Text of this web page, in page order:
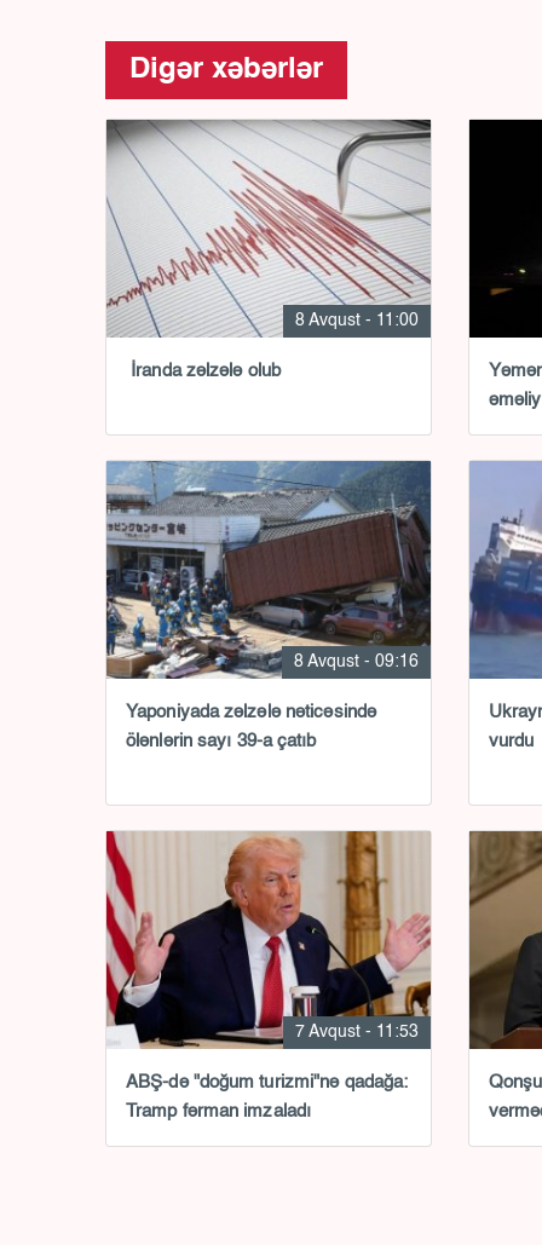
Digər xəbərlər
8 Avqust - 11:00
İranda zəlzələ olub
8 Avqust - 09:16
Yaponiyada zəlzələ nəticəsində
ölənlərin sayı 39-a çatıb
vurdu
7 Avqust - 11:53
ABŞ-də "doğum turizmi"nə qadağa:
Tramp fərman imzaladı